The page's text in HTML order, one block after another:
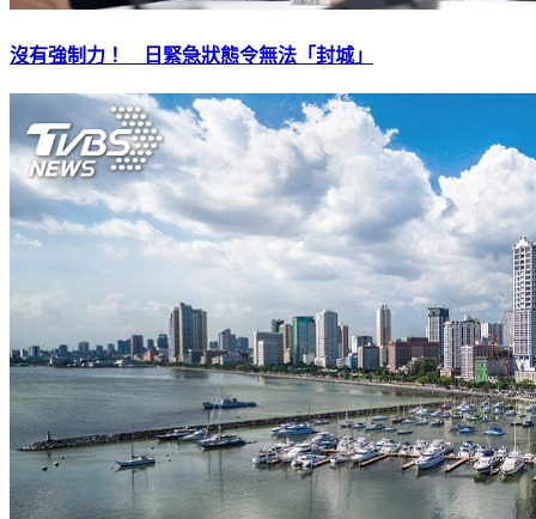
沒有強制力！ 日緊急狀態令無法「封城」